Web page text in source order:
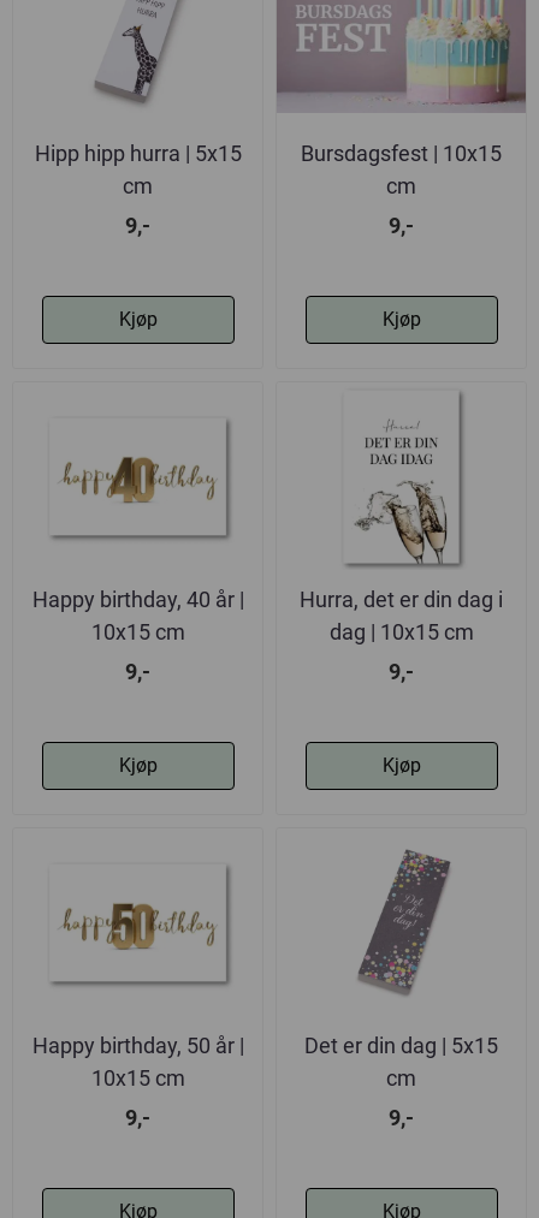
Hipp hipp hurra | 5x15
cm
9,-
Kjøp
Bursdagsfest | 10x15
cm
9,-
Kjøp
Happy birthday, 40 år |
10x15 cm
9,-
Kjøp
Hurra, det er din dag i
dag | 10x15 cm
9,-
Kjøp
Happy birthday, 50 år |
10x15 cm
9,-
Kjøp
Det er din dag | 5x15
cm
9,-
Kjøp